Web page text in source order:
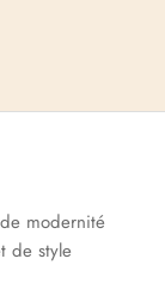
23
modernité
de style